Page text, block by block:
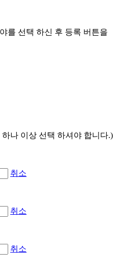
를 선택 하신 후 등록 버튼을
나 이상 선택 하셔야 합니다.)
취소
취소
취소